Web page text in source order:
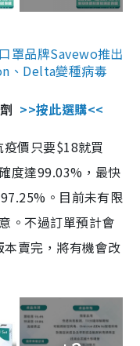
罩品牌Savewo推出
、Delta變種病毒
>>按此選購<<
價只要$18就買
度達99.03%，最快
。目前未有限
。不過訂單預計會
賣完，將有機會改